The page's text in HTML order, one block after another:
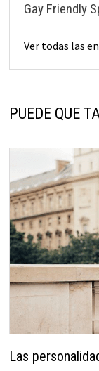
Gay Friendly
Ver todas las
PUEDE QUE
Las